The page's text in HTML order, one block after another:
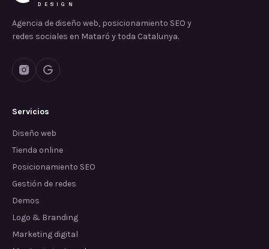
DESIGN
Agencia de diseño web, posicionamiento SEO y
redes sociales en Mataró y toda Catalunya.
Servicios
Diseño web
Tienda online
Posicionamiento SEO
Gestión de redes
Demos
Logo & Branding
Marketing digital